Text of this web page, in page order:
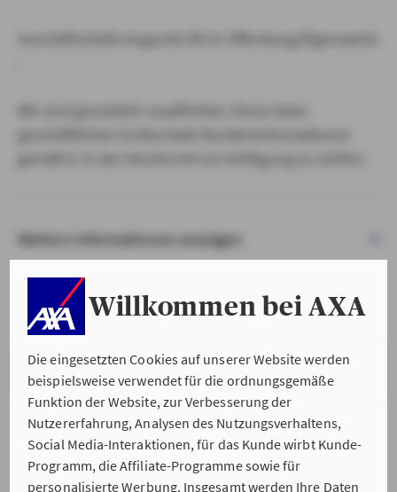
Willkommen bei AXA
Die eingesetzten Cookies auf unserer Website werden
beispielsweise verwendet für die ordnungsgemäße
Funktion der Website, zur Verbesserung der
Nutzererfahrung, Analysen des Nutzungsverhaltens,
Social Media-Interaktionen, für das Kunde wirbt Kunde-
Programm, die Affiliate-Programme sowie für
personalisierte Werbung. Insgesamt werden Ihre Daten
Weitere Informationen anzeigen
VERSTANDEN & WEITER